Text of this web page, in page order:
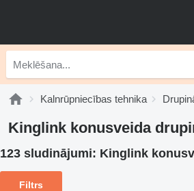
Kalnrūpniecības tehnika
Kinglink konusveida
123 sludinājumi: Kinglink
Filtrs